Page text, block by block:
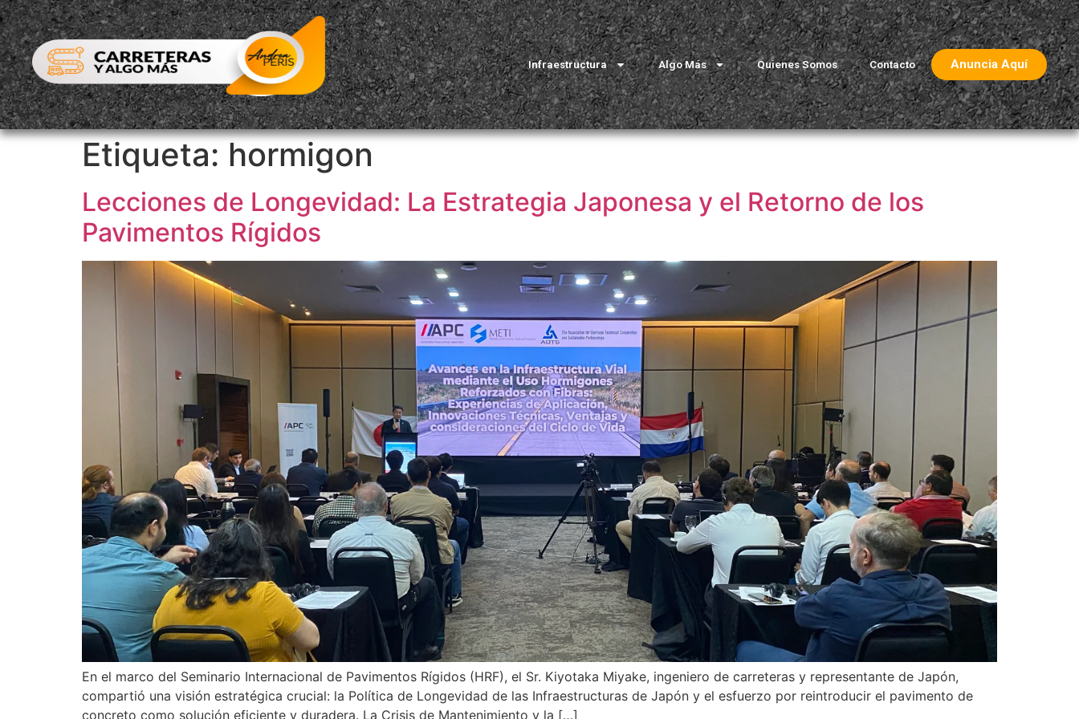
Anuncia Aquí
Infraestructura Algo Más Quienes Somos Contacto
Etiqueta: hormigon
Lecciones de Longevidad: La Estrategia Japonesa y el Retorno de los
Pavimentos Rígidos
En el marco del Seminario Internacional de Pavimentos Rígidos (HRF), el Sr. Kiyotaka Miyake, ingeniero de carreteras y representante de Japón,
compartió una visión estratégica crucial: la Política de Longevidad de las Infraestructuras de Japón y el esfuerzo por reintroducir el pavimento de
concreto como solución eficiente y duradera. La Crisis de Mantenimiento y la […]